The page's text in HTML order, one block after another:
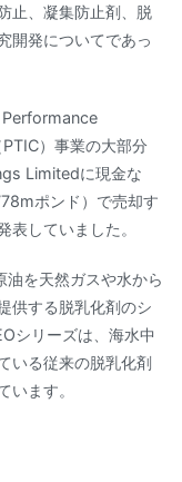
止、凝集防止剤、脱
開発についてであっ
）事業の大部分
Limitedに現金な
ポンド）で売却す
表していました。
を天然ガスや水から
供する脱乳化剤のシ
シリーズは、海水中
いる従来の脱乳化剤
います。